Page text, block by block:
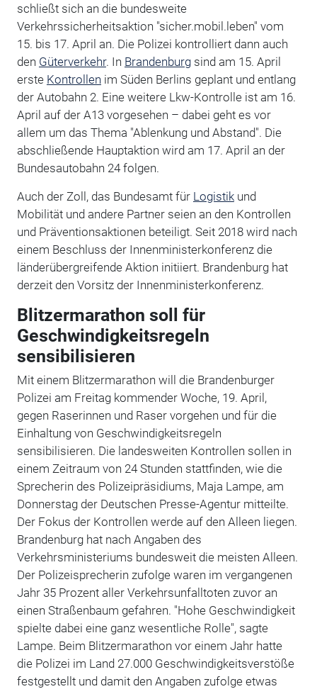
schließt sich an die bundesweite
Verkehrssicherheitsaktion "sicher.mobil.leben" vom
15. bis 17. April an. Die Polizei kontrolliert dann auch
den Güterverkehr. In Brandenburgsind am 15. April
erste Kontrollen im Süden Berlins geplant und entlang
der Autobahn 2. Eine weitere Lkw-Kontrolle ist am 16.
April auf der A13 vorgesehen – dabei geht es vor
allem um das Thema "Ablenkung und Abstand". Die
abschließende Hauptaktion wird am 17. April an der
Bundesautobahn 24 folgen.
Auch der Zoll, das Bundesamt für Logistikund
Mobilität und andere Partner seien an den Kontrollen
und Präventionsaktionen beteiligt. Seit 2018 wird nach
einem Beschluss der Innenministerkonferenz die
länderübergreifende Aktion initiiert. Brandenburg hat
derzeit den Vorsitz der Innenministerkonferenz.
Blitzermarathon soll für
Geschwindigkeitsregeln
sensibilisieren
Mit einem Blitzermarathon will die Brandenburger
Polizei am Freitag kommender Woche, 19. April,
gegen Raserinnen und Raser vorgehen und für die
Einhaltung von Geschwindigkeitsregeln
sensibilisieren. Die landesweiten Kontrollen sollen in
einem Zeitraum von 24 Stunden stattfinden, wie die
Sprecherin des Polizeipräsidiums, Maja Lampe, am
Donnerstag der Deutschen Presse-Agentur mitteilte.
Der Fokus der Kontrollen werde auf den Alleen liegen.
Brandenburg hat nach Angaben des
Verkehrsministeriums bundesweit die meisten Alleen.
Der Polizeisprecherin zufolge waren im vergangenen
Jahr 35 Prozent aller Verkehrsunfalltoten zuvor an
einen Straßenbaum gefahren. "Hohe Geschwindigkeit
spielte dabei eine ganz wesentliche Rolle", sagte
Lampe. Beim Blitzermarathon vor einem Jahr hatte
die Polizei im Land 27.000 Geschwindigkeitsverstöße
festgestellt und damit den Angaben zufolge etwas